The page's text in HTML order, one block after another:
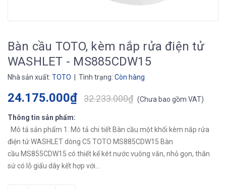
Bàn cầu TOTO, kèm nắp rửa điện tử
WASHLET - MS885CDW15
Nhà sản xuất: TOTO | Tình trạng: Còn hàng
24.175.000₫ 32.233.000₫ (Chưa bao gồm VAT)
Thông tin sản phẩm:
Mô tả sản phẩm 1. Mô tả chi tiết Bàn cầu một khối kèm nắp rửa
điện tử WASHLET dòng C5 TOTO MS885CDW15 Bàn
cầu MS855CDW15 có thiết kế két nước vuông vắn, nhỏ gọn, thân
sứ có lỗ giấu dây kết hợp với...